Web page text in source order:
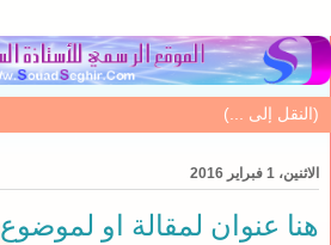
الاثنين، 1 فبراير 2016
هنا عنوان لمقالة او لموضوع 4